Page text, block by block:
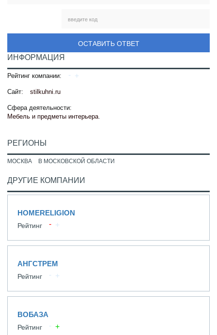
ОСТАВИТЬ ОТВЕТ
ИНФОРМАЦИЯ
Рейтинг компании:
Сайт: stilkuhni.ru
Сфера деятельности:
Мебель и предметы интерьера.
РЕГИОНЫ
МОСКВА В МОСКОВСКОЙ ОБЛАСТИ
ДРУГИЕ КОМПАНИИ
HOMERELIGION
Рейтинг
АНГСТРЕМ
Рейтинг
ВОБАЗА
Рейтинг